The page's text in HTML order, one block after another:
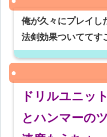
俺が久々にプレイし
法剣効果ついててす
ドリルユニッ
とハンマーの